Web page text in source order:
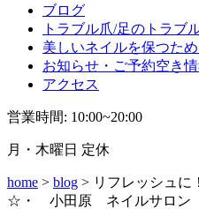
ブログ
トラブル爪/足のトラブ
美しいネイルを保つた
お知らせ・ご予約空き
アクセス
営業時間: 10:00~20:00
月・木曜日 定休
home > blog > リフレッシュに
☆・ 小田原 ネイルサロン